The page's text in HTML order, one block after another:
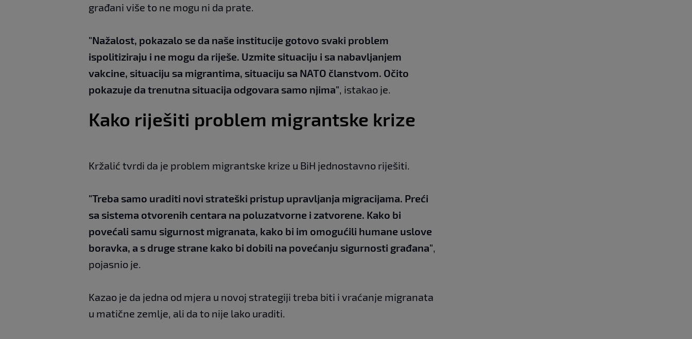
građani više to ne mogu ni da prate.
"Nažalost, pokazalo se da naše institucije gotovo svaki problem
ispolitiziraju i ne mogu da riješe. Uzmite situaciju i sa nabavljanjem
vakcine, situaciju sa migrantima, situaciju sa NATO članstvom. Očito
pokazuje da trenutna situacija odgovara samo njima" , istakao je.
Kako riješiti problem migrantske krize
Kržalić tvrdi da je problem migrantske krize u BiH jednostavno riješiti.
"Treba samo uraditi novi strateški pristup upravljanja migracijama. Preći
sa sistema otvorenih centara na poluzatvorne i zatvorene. Kako bi
povećali samu sigurnost migranata, kako bi im omogućili humane uslove
boravka, a s druge strane kako bi dobili na povećanju sigurnosti građana"
pojasnio je.
Kazao je da jedna od mjera u novoj strategiji treba biti i vraćanje migranata
u matične zemlje, ali da to nije lako uraditi.